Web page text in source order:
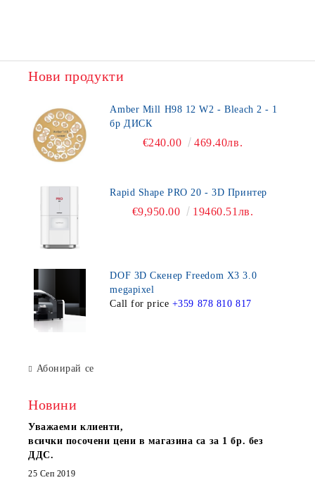
Нови продукти
Amber Mill H98 12 W2 - Bleach 2 - 1
бр ДИСК
€240.00 469.40лв.
Rapid Shape PRO 20 - 3D Принтер
€9,950.00 19460.51лв.
DOF 3D Скенер Freedom X3 3.0
megapixel
Call for price +359 878 810 817
Абонирай се
Новини
Уважаеми клиенти,
всички посочени цени в магазина са за 1 бр. без
ДДС.
25 Сеп 2019